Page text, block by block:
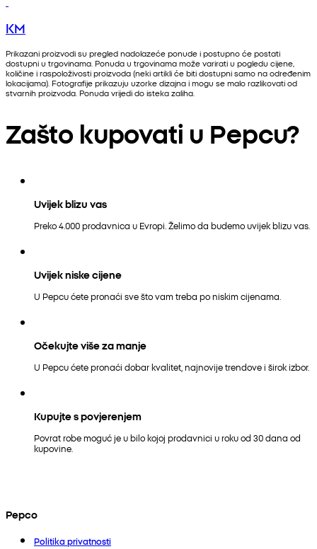
KM
Prikazani proizvodi su pregled nadolazeće ponude i postupno će postati
dostupni u trgovinama. Ponuda u trgovinama može varirati u pogledu cijene,
količine i raspoloživosti proizvoda (neki artikli će biti dostupni samo na određenim
lokacijama). Fotografije prikazuju uzorke dizajna i mogu se malo razlikovati od
stvarnih proizvoda. Ponuda vrijedi do isteka zaliha.
Zašto kupovati u Pepcu?
Uvijek blizu vas
Preko 4.000 prodavnica u Evropi. Želimo da budemo uvijek blizu vas.
Uvijek niske cijene
U Pepcu ćete pronaći sve što vam treba po niskim cijenama.
Očekujte više za manje
U Pepcu ćete pronaći dobar kvalitet, najnovije trendove i širok izbor.
Kupujte s povjerenjem
Povrat robe moguć je u bilo kojoj prodavnici u roku od 30 dana od
kupovine.
Pepco
Politika privatnosti